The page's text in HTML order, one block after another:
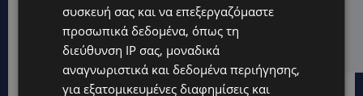
ΚΟΣΜΙΚΑ
PERNERA BEACH HOTEL: Εκλεκτές παρουσίες στα 50
χρόνια ενός ιστορικού ξενοδοχείου-Ποιους είδαμε
συσκευή σας και να επεξεργαζόμαστε
προσωπικά δεδομένα, όπως τη
διεύθυνση IP σας, μοναδικά
αναγνωριστικά και δεδομένα περιήγησης,
για εξατομικευμένες διαφημίσεις και